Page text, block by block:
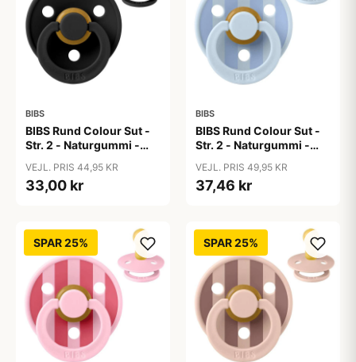
BIBS
BIBS Rund Colour Sut -
Str. 2 - Naturgummi -
VEJL. PRIS 44,95 KR
33,00 kr
BIBS
BIBS Rund Colour Sut -
Str. 2 - Naturgummi -
Blue/Dusty Blue
VEJL. PRIS 49,95 KR
37,46 kr
SPAR 25% SPAR 25%